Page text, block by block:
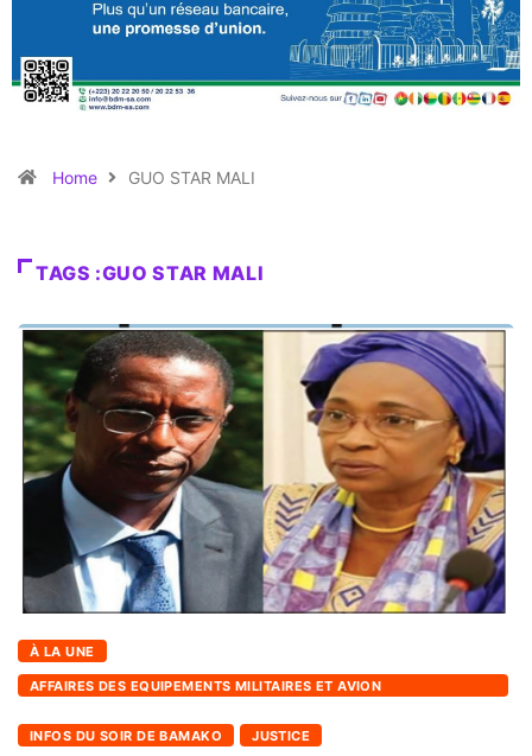
Home GUO STAR MALI
TAGS :GUO STAR MALI
À LA UNE
AFFAIRES DES EQUIPEMENTS MILITAIRES ET AVION
INFOS DU SOIR DE BAMAKO
JUSTICE